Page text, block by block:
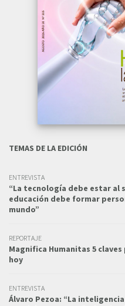
TEMAS DE LA EDICIÓN
ENTREVISTA
“La tecnología debe estar al
educación debe formar
mundo”
REPORTAJE
Magnifica Humanitas 5
hoy
ENTREVISTA
Álvaro Pezoa: “La